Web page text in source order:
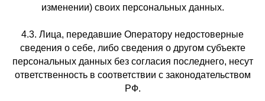
изменении) своих персональных данных.
4.3. Лица, передавшие Оператору недостоверные
сведения о себе, либо сведения о другом субъекте
персональных данных без согласия последнего, несут
ответственность в соответствии с законодательством
РФ.